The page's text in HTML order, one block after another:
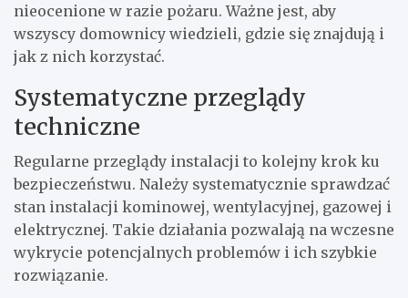
nieocenione w razie pożaru. Ważne jest, aby
wszyscy domownicy wiedzieli, gdzie się znajdują i
jak z nich korzystać.
Systematyczne przeglądy
techniczne
Regularne przeglądy instalacji to kolejny krok ku
bezpieczeństwu. Należy systematycznie sprawdzać
stan instalacji kominowej, wentylacyjnej, gazowej i
elektrycznej. Takie działania pozwalają na wczesne
wykrycie potencjalnych problemów i ich szybkie
rozwiązanie.